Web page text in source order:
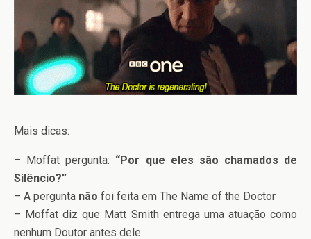
Mais dicas:
– Moffat pergunta: “Por que eles são chamados de
Silêncio?”
– A pergunta não foi feita em The Name of the Doctor
– Moffat diz que Matt Smith entrega uma atuação como
nenhum Doutor antes dele